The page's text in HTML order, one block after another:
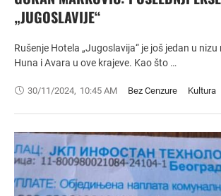
„JUGOSLAVIJE“
Rušenje Hotela „Jugoslavija“ je još jedan u
Huna i Avara u ove krajeve. Kao što …
30/11/2024, 10:45 AM Bez Cenzure Kultura